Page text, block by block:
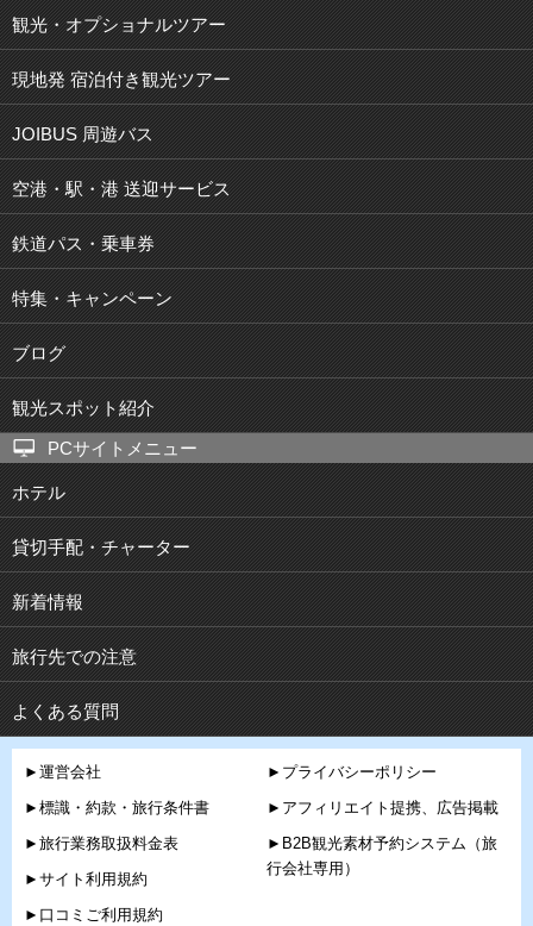
観光・オプショナルツアー
現地発 宿泊付き観光ツアー
JOIBUS 周遊バス
空港・駅・港 送迎サービス
鉄道パス・乗車券
特集・キャンペーン
ブログ
観光スポット紹介
PCサイトメニュー
ホテル
貸切手配・チャーター
新着情報
旅行先での注意
よくある質問
►運営会社
►標識・約款・旅行条件書
►旅行業務取扱料金表
►サイト利用規約
►口コミご利用規約
►プライバシーポリシー
►アフィリエイト提携、広告掲載
►B2B観光素材予約システム（旅
行会社専用）